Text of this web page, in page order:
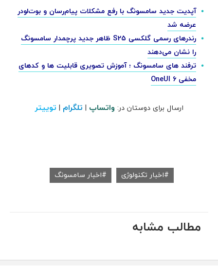
آپدیت جدید سامسونگ با رفع مشکلات پیام‌رسان و بوت‌لودر
عرضه شد
رندرهای رسمی گلکسی S25 ظاهر جدید پرچمدار سامسونگ
را نشان می‌دهند
ترفند های سامسونگ ؛ آموزش تصویری قابلیت ها و کدهای
مخفی OneUI 6
ارسال برای دوستان در: واتساپ | تلگرام | توییتر
اخبار تکنولوژی اخبار سامسونگ
مطالب مشابه